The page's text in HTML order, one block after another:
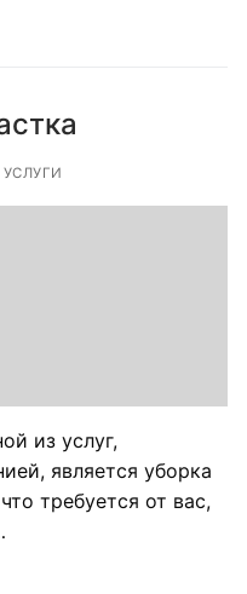
УСЛУГИ
из услуг,
является уборка
требуется от вас,